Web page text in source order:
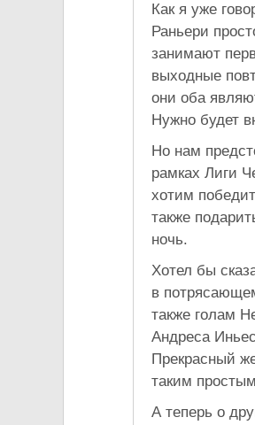
Как я уже
Раньери
занимают
выходные
они оба
Нужно будет
Но нам
рамках Лиги
хотим
также
ночь.
Хотел бы
в
также голам
Андреса
Прекрасный
таким
А теперь о